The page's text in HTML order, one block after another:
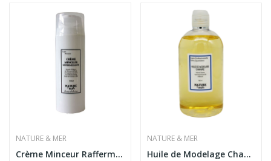
NATURE & MER
Crème Minceur Raffermissante
NATURE & MER
Huile de Modelage Chanvre Cabine